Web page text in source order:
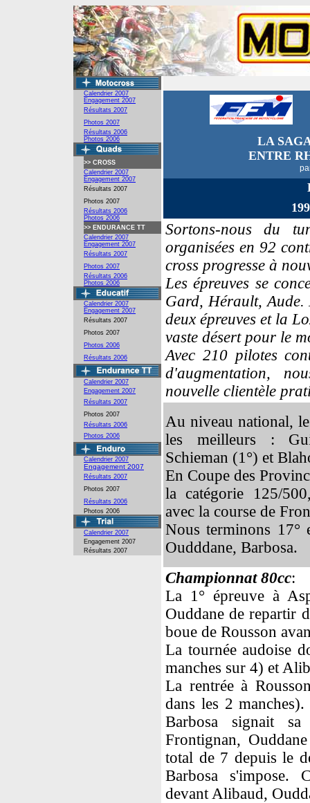
Calendrier 2007
Engagement 2007
Résultats 2007
Photos 2007
Résultats 2006
Photos 2006
>> CROSS
Calendrier 2007
Engagement 2007
Résultats 2007
Photos 2007
Résultats 2006
Photos 2006
>> ENDURANCE TT
Calendrier 2007
Engagement 2007
Résultats 2007
Photos 2007
Résultats 2006
Photos 2006
Calendrier 2007
Engagement 2007
Résultats 2007
Photos 2007
Photos 2006
Résultats 2006
Calendrier 2007
Engagement 2007
Résultats 2007
Photos 2007
Résultats 2006
Photos 2006
Calendrier 2007
Engagement 2007
Résultats 2007
Photos 2007
Résultats 2006
Photos 2006
Calendrier 2007
Engagement 2007
Résultats 2007
LA
ENTRE
Sortons-nous du
organisées en 92
cross progresse à
Les épreuves se
Gard, Hérault, Aude.
deux épreuves et la
vaste désert pour le
Avec 210 pilotes
d'augmentation,
nouvelle clientèle
Au niveau national,
les meilleurs :
Schieman (1°) et
En Coupe des
la catégorie 125/
avec la course de
Nous terminons 17°
Oudddane, Barbosa.
Championnat 80cc:
La 1° épreuve à
Ouddane de repartir
boue de Rousson
La tournée audoise
manches sur 4) et
La rentrée à
dans les 2
Barbosa signait
Frontignan,
total de 7 depuis le
Barbosa s'impose.
devant Alibaud,